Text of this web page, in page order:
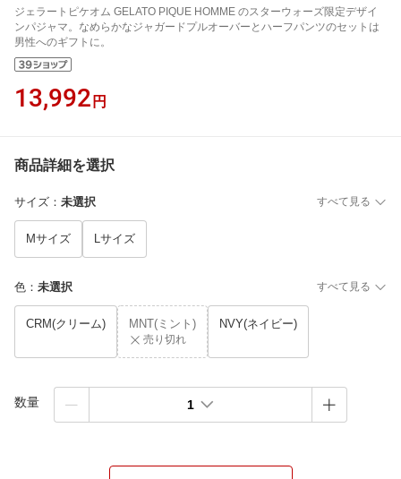
ジェラートピケオム GELATO PIQUE HOMME のスターウォーズ限定デザイ
ンパジャマ。なめらかなジャガードプルオーバーとハーフパンツのセットは
男性へのギフトに。
13,992 円
商品詳細を選択
サイズ ： 未選択 すべて見る
Mサイズ Lサイズ
色 ： 未選択 すべて見る
CRM(クリーム) MNT(ミント)
売り切れ
NVY(ネイビー)
数量 1